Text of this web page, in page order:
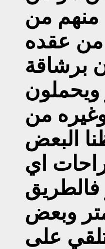
منهم من
من عقده
برشاقة
ويحملون
من
البعض
اي
وبعض
على